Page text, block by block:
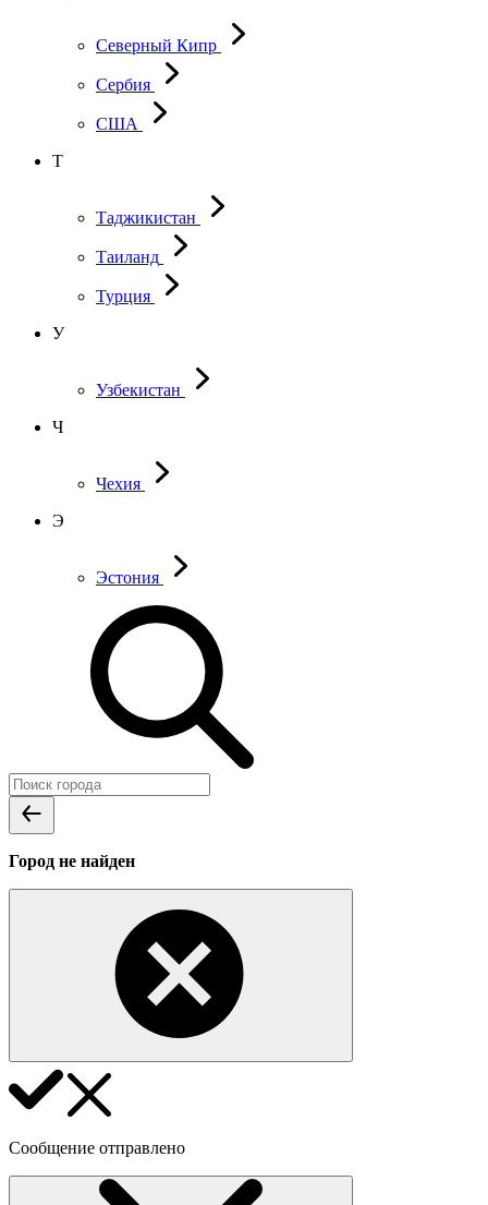
Северный Кипр
Сербия
США
Т
Таджикистан
Таиланд
Турция
У
Узбекистан
Ч
Чехия
Э
Эстония
Город не найден
Сообщение отправлено